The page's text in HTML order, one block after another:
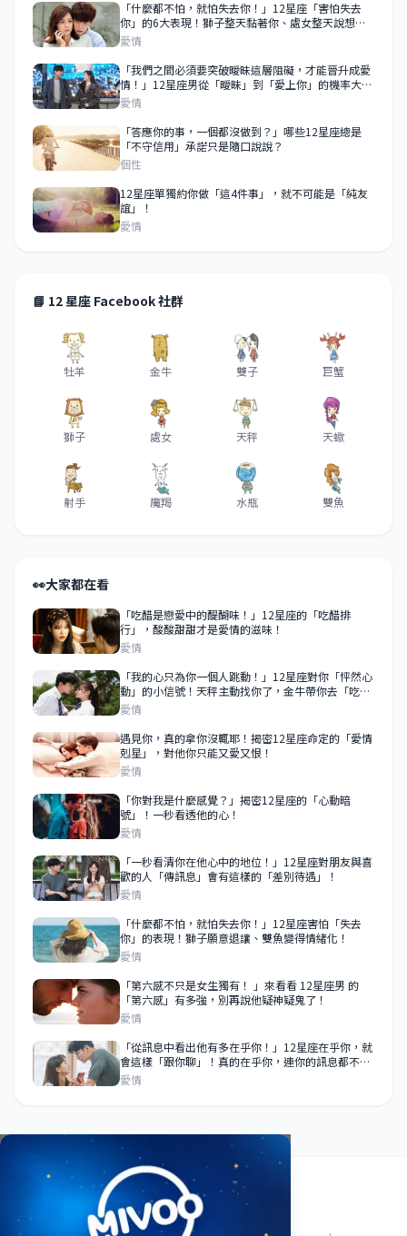
「什麼都不怕，就怕失去你！」12星座「害怕失去
你」的6大表現！獅子整天黏著你、處女整天說想
你！
愛情
「我們之間必須要突破曖昧這層阻礙，才能晉升成愛
情！」12星座男從「曖昧」到「愛上你」的機率大公
開！這樣的機率就是愛上你的主要關鍵！
愛情
「答應你的事，一個都沒做到？」哪些12星座總是
「不守信用」承諾只是隨口說說？
個性
12星座單獨約你做「這4件事」，就不可能是「純友
誼」！
愛情
📘 12 星座 Facebook 社群
牡羊 金牛 雙子 巨蟹
獅子 處女 天秤 天蠍
射手 魔羯 水瓶 雙魚
👀大家都在看
「吃醋是戀愛中的醍醐味！」12星座的「吃醋排
行」，酸酸甜甜才是愛情的滋味！
愛情
「我的心只為你一個人跳動！」12星座對你「怦然心
動」的小信號！天秤主動找你了，金牛帶你去「吃好
吃的」！
愛情
遇見你，真的拿你沒輒耶！揭密12星座命定的「愛情
剋星」，對他你只能又愛又恨！
愛情
「你對我是什麼感覺？」揭密12星座的「心動暗
號」！一秒看透他的心！
愛情
「一秒看清你在他心中的地位！」12星座對朋友與喜
歡的人「傳訊息」會有這樣的「差別待遇」！
愛情
「什麼都不怕，就怕失去你！」12星座害怕「失去
你」的表現！獅子願意退讓、雙魚變得情緒化！
愛情
「第六感不只是女生獨有！ 」來看看 12星座男 的
「第六感」有多強，別再說他疑神疑鬼了！
愛情
「從訊息中看出他有多在乎你！」12星座在乎你，就
會這樣「跟你聊」！真的在乎你，連你的訊息都不會
敷衍！
愛情
關於我們使用條款 隱私政策聯絡我們